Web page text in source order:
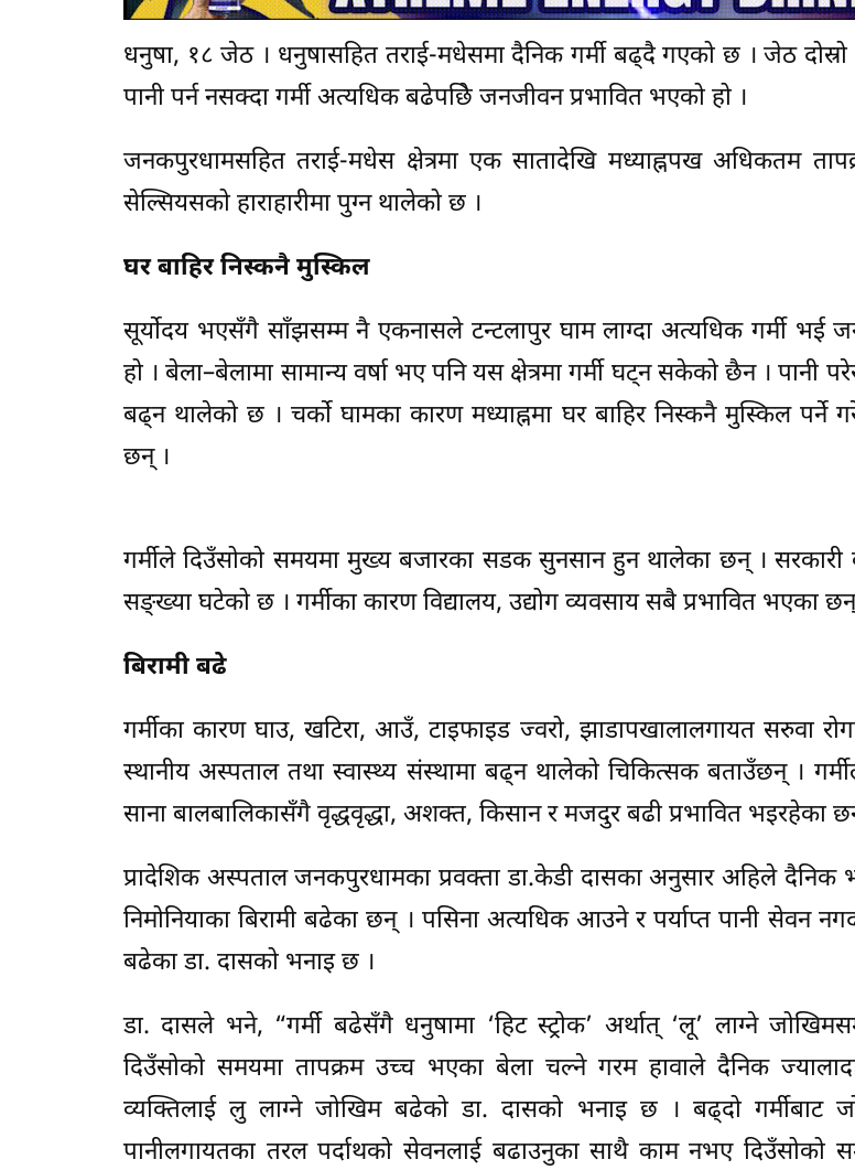
धनुषा, १८ जेठ । धनुषासहित तराई-मधेसमा दैनिक गर्मी बढ्दै गएको छ । जेठ दोस्रो
पानी पर्न नसक्दा गर्मी अत्यधिक बढेपछिे जनजीवन प्रभावित भएको हो ।
जनकपुरधामसहित तराई-मधेस क्षेत्रमा एक सातादेखि मध्याह्नपख अधिकतम
सेल्सियसको हाराहारीमा पुग्न थालेको छ ।
घर बाहिर निस्कनै मुस्किल
सूर्योदय भएसँगै साँझसम्म नै एकनासले टन्टलापुर घाम लाग्दा अत्यधिक गर्मी भई
हो । बेला–बेलामा सामान्य वर्षा भए पनि यस क्षेत्रमा गर्मी घट्न सकेको छैन । पानी
बढ्न थालेको छ । चर्को घामका कारण मध्याह्नमा घर बाहिर निस्कनै मुस्किल पर्ने
छन् ।
गर्मीले दिउँसोको समयमा मुख्य बजारका सडक सुनसान हुन थालेका छन् । सरकारी
सङ्ख्या घटेको छ । गर्मीका कारण विद्यालय, उद्योग व्यवसाय सबै प्रभावित भएका
बिरामी बढे
गर्मीका कारण घाउ, खटिरा, आउँ, टाइफाइड ज्वरो, झाडापखालालगायत सरुवा
स्थानीय अस्पताल तथा स्वास्थ्य संस्थामा बढ्न थालेको चिकित्सक बताउँछन् ।
साना बालबालिकासँगै वृद्धवृद्धा, अशक्त, किसान र मजदुर बढी प्रभावित भइरहेका
प्रादेशिक अस्पताल जनकपुरधामका प्रवक्ता डा.केडी दासका अनुसार अहिले दैनिक
निमोनियाका बिरामी बढेका छन् । पसिना अत्यधिक आउने र पर्याप्त पानी सेवन
बढेका डा. दासको भनाइ छ ।
डा. दासले भने, “गर्मी बढेसँगै धनुषामा ‘हिट स्ट्रोक’ अर्थात् ‘लू’ लाग्ने
दिउँसोको समयमा तापक्रम उच्च भएका बेला चल्ने गरम हावाले दैनिक
व्यक्तिलाई लु लाग्ने जोखिम बढेको डा. दासको भनाइ छ । बढ्दो
पानीलगायतका तरल पर्दाथको सेवनलाई बढाउनुका साथै काम नभए दिउँसोको